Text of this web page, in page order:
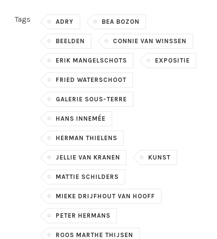
Tags ADRY BEA BOZON
BEELDEN CONNIE VAN WINSSEN
ERIK MANGELSCHOTS EXPOSITIE
FRIED WATERSCHOOT
GALERIE SOUS-TERRE
HANS INNEMÉE
HERMAN THIELENS
JELLIE VAN KRANEN KUNST
MATTIE SCHILDERS
MIEKE DRIJFHOUT VAN HOOFF
PETER HERMANS
ROOS MARTHE THIJSEN